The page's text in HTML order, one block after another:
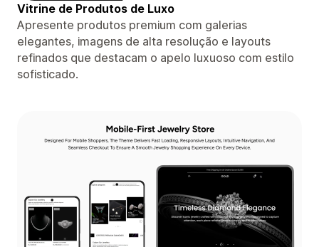
Vitrine de Produtos de Luxo
Apresente produtos premium com galerias
elegantes, imagens de alta resolução e layouts
refinados que destacam o apelo luxuoso com estilo
sofisticado.